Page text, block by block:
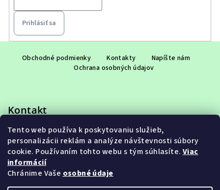
Tento web používa k poskytovaniu služieb,
personalizácii reklám a analýze návštevnosti súbory
cookie. Používaním tohto webu s tým súhlasíte. Viac
informácií
Chránime Vaše osobné údaje
Prihlásiť sa
i
Obchodné podmienky Kontakty
Napíšte nám
Ochrana osobných údajov
Kontakt
eshop@adet.sk
+421 948 953 910